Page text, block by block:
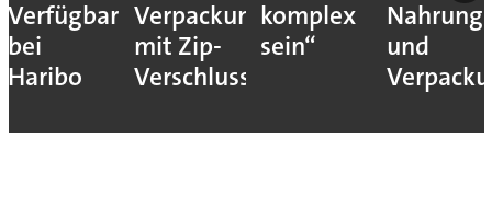
Verfügbarkeit
bei
Haribo
Verpackung
mit Zip-
Verschluss
komplex
sein“
und